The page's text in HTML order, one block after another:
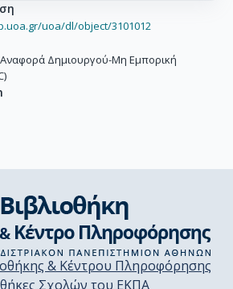
uoa/dl/object/3101012
Δημιουργού-Μη Εμπορική
& Κέντρου Πληροφόρησης
Σχολών του ΕΚΠΑ